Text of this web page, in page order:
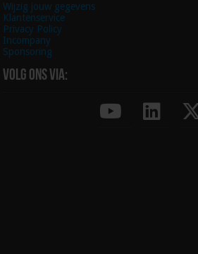
Wijzig jouw gegevens
Klantenservice
Privacy Policy
Incompany
Sponsoring
Volg ons via: